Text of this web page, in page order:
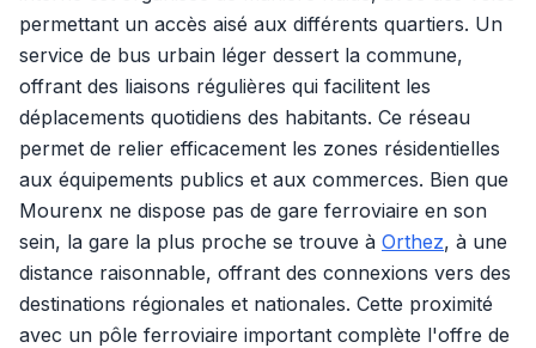
permettant un accès aisé aux différents quartiers. Un
service de bus urbain léger dessert la commune,
offrant des liaisons régulières qui facilitent les
déplacements quotidiens des habitants. Ce réseau
permet de relier efficacement les zones résidentielles
aux équipements publics et aux commerces. Bien que
Mourenx ne dispose pas de gare ferroviaire en son
sein, la gare la plus proche se trouve à Orthez, à une
distance raisonnable, offrant des connexions vers des
destinations régionales et nationales. Cette proximité
avec un pôle ferroviaire important complète l'offre de